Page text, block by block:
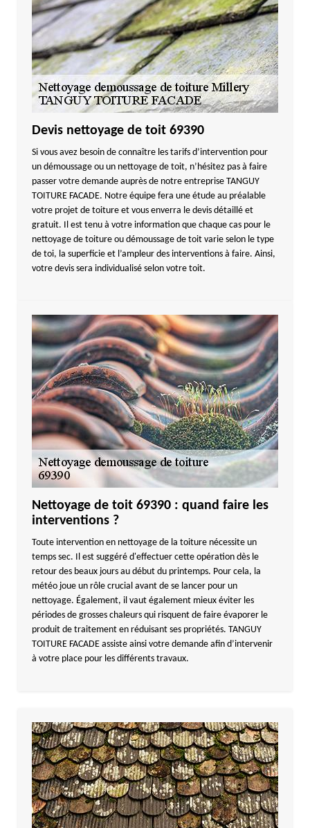
Devis nettoyage de toit 69390
Si vous avez besoin de connaître les tarifs d’intervention pour
un démoussage ou un nettoyage de toit, n’hésitez pas à faire
passer votre demande auprès de notre entreprise TANGUY
TOITURE FACADE. Notre équipe fera une étude au préalable
votre projet de toiture et vous enverra le devis détaillé et
gratuit. Il est tenu à votre information que chaque cas pour le
nettoyage de toiture ou démoussage de toit varie selon le type
de toi, la superficie et l’ampleur des interventions à faire. Ainsi,
votre devis sera individualisé selon votre toit.
Nettoyage de toit 69390 : quand faire les
interventions ?
Toute intervention en nettoyage de la toiture nécessite un
temps sec. Il est suggéré d'effectuer cette opération dès le
retour des beaux jours au début du printemps. Pour cela, la
météo joue un rôle crucial avant de se lancer pour un
nettoyage. Également, il vaut également mieux éviter les
périodes de grosses chaleurs qui risquent de faire évaporer le
produit de traitement en réduisant ses propriétés. TANGUY
TOITURE FACADE assiste ainsi votre demande afin d’intervenir
à votre place pour les différents travaux.